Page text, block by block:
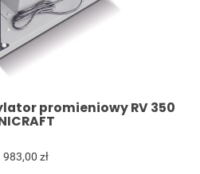
promieniowy RV 350
983,00 zł